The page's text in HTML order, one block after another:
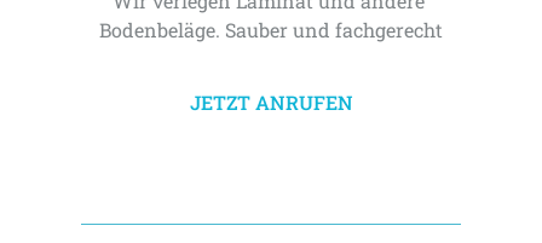
Bodenbeläge. Sauber und fachgerecht
JETZT ANRUFEN